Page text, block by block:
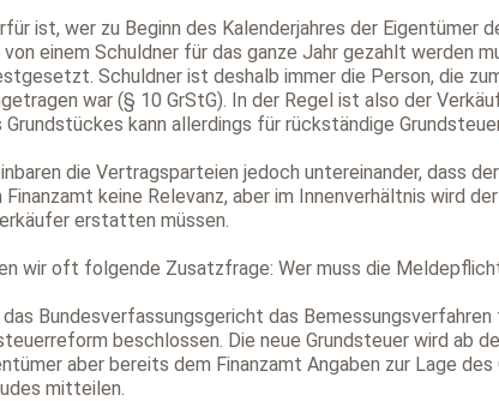
ist, wer zu Beginn des Kalenderjahres der Eigentümer
einem Schuldner für das ganze Jahr gezahlt werden
Schuldner ist deshalb immer die Person, die
war (§ 10 GrStG). In der Regel ist also der
Grundstückes kann allerdings für rückständige
die Vertragsparteien jedoch untereinander, dass
Finanzamt keine Relevanz, aber im Innenverhältnis wird
erstatten müssen.
wir oft folgende Zusatzfrage: Wer muss die
Bundesverfassungsgericht das
beschlossen. Die neue Grundsteuer wird ab
aber bereits dem Finanzamt Angaben zur Lage
mitteilen.